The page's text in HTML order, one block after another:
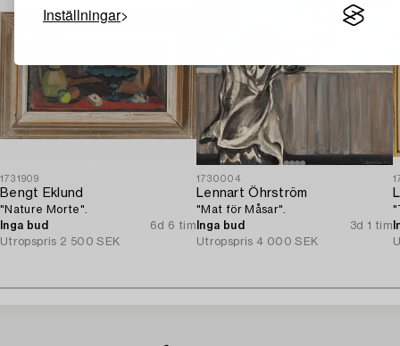
Inställningar
1731909
Bengt Eklund
"Nature Morte".
Inga bud
6d 6 tim
Utropspris 2 500 SEK
1730004
Lennart Öhrström
"Mat för Måsar".
Inga bud
3d 1 tim
Utropspris 4 000 SEK